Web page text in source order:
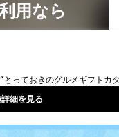
用なら
題！